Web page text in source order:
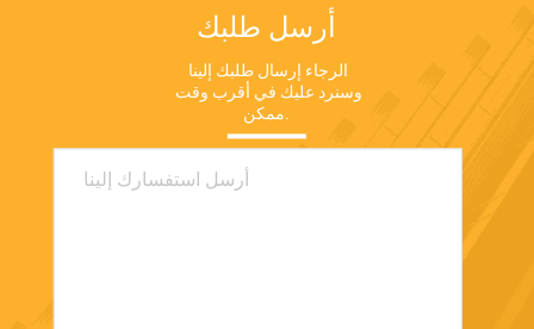
أرسل طلبك